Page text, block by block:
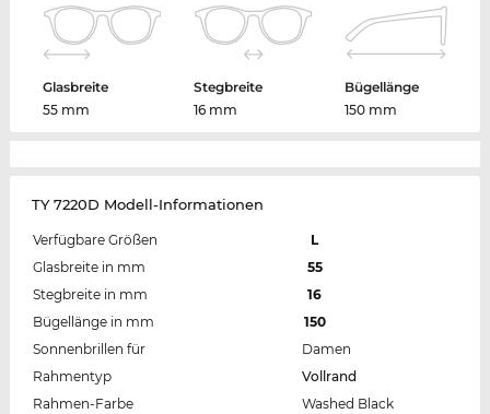
Glasbreite
55 mm
Stegbreite
16 mm
Bügellänge
150 mm
TY 7220D Modell-Informationen
Verfügbare Größen
L
Glasbreite in mm
55
Stegbreite in mm
16
Bügellänge in mm
150
Sonnenbrillen für
Damen
Rahmentyp
Vollrand
Rahmen-Farbe
Washed Black